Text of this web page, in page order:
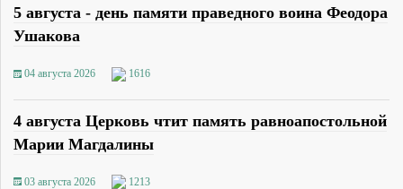
5 августа - день памяти праведного воина Феодора
Ушакова
04 августа 2026 1616
4 августа Церковь чтит память равноапостольной
Марии Магдалины
03 августа 2026 1213